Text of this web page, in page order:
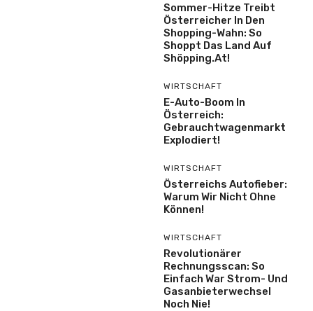
Sommer-Hitze Treibt
Österreicher In Den
Shopping-Wahn: So
Shoppt Das Land Auf
Shöpping.at!
WIRTSCHAFT
E-Auto-Boom In
Österreich:
Gebrauchtwagenmarkt
Explodiert!
WIRTSCHAFT
Österreichs Autofieber:
Warum Wir Nicht Ohne
Können!
WIRTSCHAFT
Revolutionärer
Rechnungsscan: So
Einfach War Strom- Und
Gasanbieterwechsel
Noch Nie!